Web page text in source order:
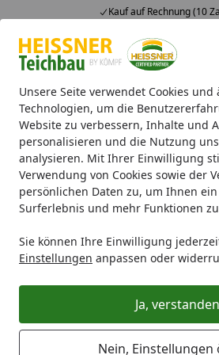
Unsere Seite verwendet Cookies und
Technologien, um die
Website zu verbessern, Inhalte und
personalisieren und die Nutzung
analysieren. Mit Ihrer Einwilligung
Verwendung von Cookies sowie der
persönlichen Daten zu, um Ihnen
Surferlebnis und mehr Funktionen
Sie können Ihre Einwilligung
Einstellungen anpassen oder
Ja, verstanden
Nein, Einstellungen
Kauf auf Rechnung (10
Alle Produkte
Mein Konto
Suchen
Startseite
Rechnungen nachdrucken?
Wie kann ich meine
nachdrucken?
Das ist ganz einfach möglich:
Bestellung", die sich in unserem
Zeile (Header) befindet, können Sie
Meine Bestellung" können
nachverfolgen und sich dort
anzeigen lassen, wie zum Beispiel